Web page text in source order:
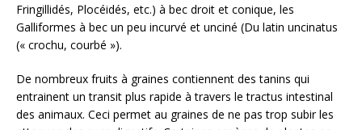
Fringillidés, Plocéidés, etc.) à bec droit et conique, les
Galliformes à bec un peu incurvé et unciné (Du latin uncinatus
(« crochu, courbé »).
De nombreux fruits à graines contiennent des tanins qui
entrainent un transit plus rapide à travers le tractus intestinal
des animaux. Ceci permet au graines de ne pas trop subir les